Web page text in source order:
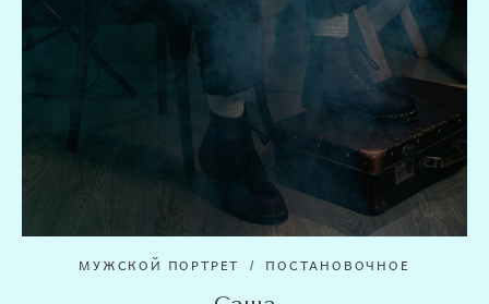
МУЖСКОЙ ПОРТРЕТ ПОСТАНОВОЧНОЕ